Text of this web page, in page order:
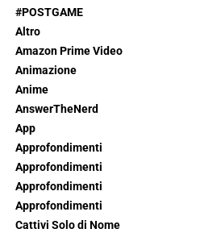
#POSTGAME
Altro
Amazon Prime Video
Animazione
Anime
AnswerTheNerd
App
Approfondimenti
Approfondimenti
Approfondimenti
Approfondimenti
Cattivi Solo di Nome